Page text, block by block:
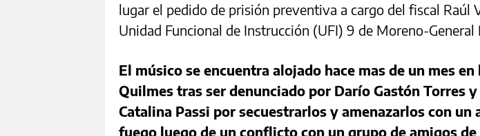
lugar el pedido de prisión preventiva a cargo del fiscal Raúl
Unidad Funcional de Instrucción (UFI) 9 de Moreno-General
El músico se encuentra alojado hace mas de un mes en
Quilmes tras ser denunciado por Darío Gastón Torres y
Catalina Passi por secuestrarlos y amenazarlos con un
fuego luego de un conflicto con un grupo de amigos de